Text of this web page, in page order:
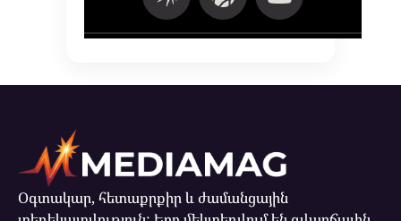
Օգտակար, հետաքրքիր և ժամանցային